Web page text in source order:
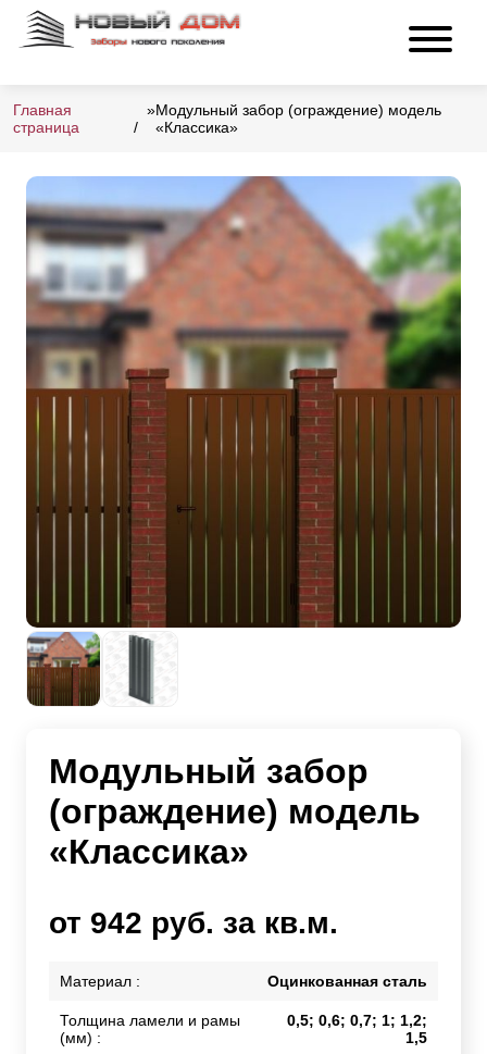
Главная
страница
»Модульный забор (ограждение) модель
«Классика»
Модульный забор
(ограждение) модель
«Классика»
от 942 руб. за кв.м.
Материал : Оцинкованная сталь
Толщина ламели и рамы
(мм) :
0,5; 0,6; 0,7; 1; 1,2;
1,5